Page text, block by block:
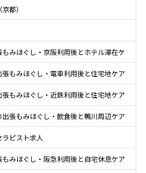
都）
みほぐし・京阪利用後とホテル滞在ケ
もみほぐし・電車利用後と住宅地ケア
もみほぐし・近鉄利用後と住宅地ケア
張もみほぐし・飲食後と鴨川周辺ケア
ピスト求人
みほぐし・阪急利用後と自宅休息ケア